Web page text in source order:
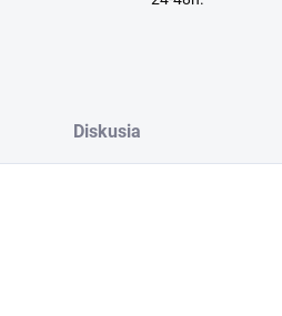
Diskusia